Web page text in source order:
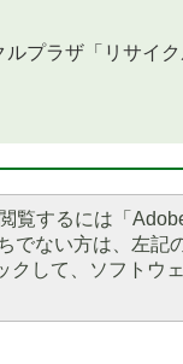
プラザ「リサイク
覧するには「
でない方は、左記
クして、ソフトウ